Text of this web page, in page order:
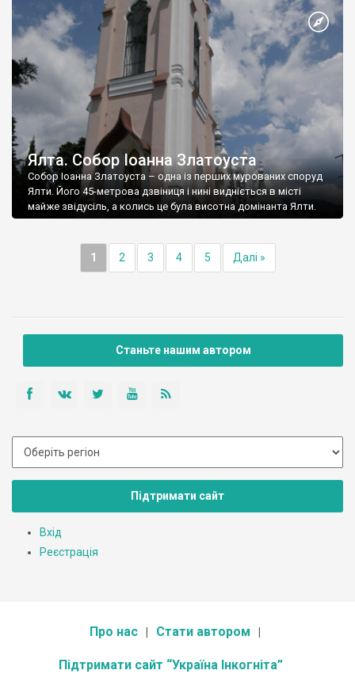
Ялта. Собор Іоанна Златоуста
Собор Іоанна Златоуста – одна із перших мурованих споруд
Ялти. Його 45-метрова дзвіниця і нині видніється в місті
майже звідусіль, а колись це була висотна домінанта Ялти.
1 2 3 4 5 Далі »
Станьте нашим автором
Підтримати сайт
Вхід
Реєстрація
Про нас Стати автором
Підтримати сайт “Україна Інкогніта”